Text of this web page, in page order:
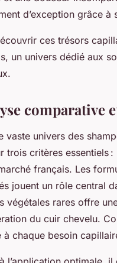
d’exception grâce
ces trésors
un univers dédié aux
comparative
vaste univers des
trois critères essentiels
français. Les
jouent un rôle central
végétales rares offre
du cuir chevelu.
à chaque besoin